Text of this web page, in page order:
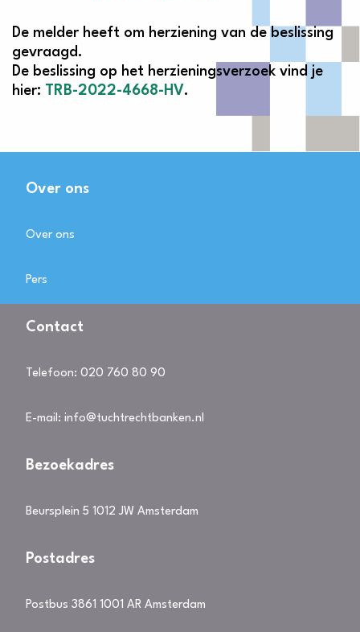
De melder heeft om herziening van de beslissing
gevraagd.
De beslissing op het herzieningsverzoek vind je
hier: TRB-2022-4668-HV.
Over ons
Over ons
Pers
Contact
Telefoon: 020 760 80 90
E-mail: info@tuchtrechtbanken.nl
Bezoekadres
Beursplein 5 1012 JW Amsterdam
Postadres
Postbus 3861 1001 AR Amsterdam